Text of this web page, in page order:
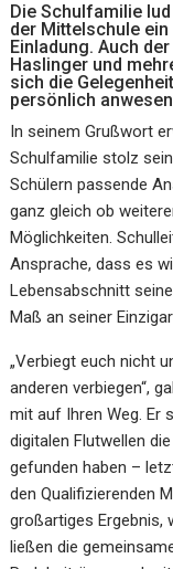
Die Schulfamilie
der Mittelschule
Einladung. Auch
Haslinger und
sich die
persönlich
In seinem Grußwort
Schulfamilie stolz
Schülern passende
ganz gleich ob
Möglichkeiten.
Ansprache, dass es
Lebensabschnitt
Maß an seiner
„Verbiegt euch nicht
anderen verbiegen“,
mit auf Ihren Weg. Er
digitalen Flutwellen
gefunden haben –
den Qualifizierenden
großartiges Ergebnis,
ließen die